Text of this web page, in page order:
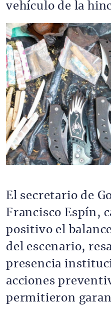
vehículo de la
Imagen
El secretario de
Francisco Espín,
positivo el
del escenario,
presencia
acciones
permitieron